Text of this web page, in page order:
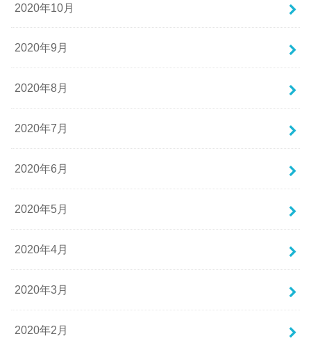
2020年10月
2020年9月
2020年8月
2020年7月
2020年6月
2020年5月
2020年4月
2020年3月
2020年2月